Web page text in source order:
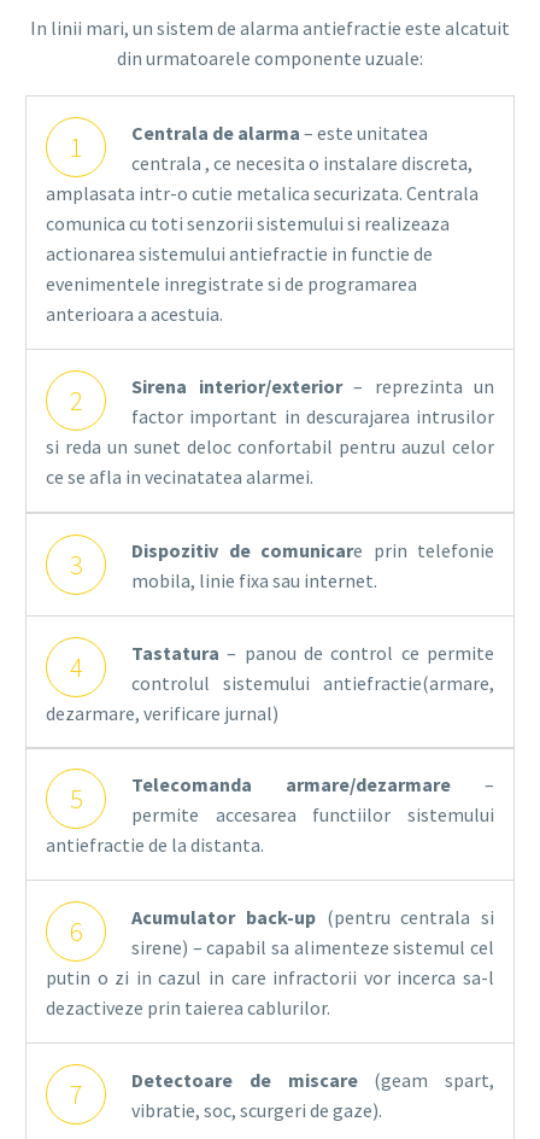
In linii mari, un sistem de alarma antiefractie este alcatuit
din urmatoarele componente uzuale:
1 Centrala de alarma – este unitatea
centrala , ce necesita o instalare discreta,
amplasata intr-o cutie metalica securizata. Centrala
comunica cu toti senzorii sistemului si realizeaza
actionarea sistemului antiefractie in functie de
evenimentele inregistrate si de programarea
anterioara a acestuia.
2 Sirena interior/exterior– reprezinta un
factor important in descurajarea intrusilor
si reda un sunet deloc confortabil pentru auzul celor
ce se afla in vecinatatea alarmei.
3 Dispozitiv de comunicare prin telefonie
mobila, linie fixa sau internet.
4 Tastatura – panou de control ce permite
controlul sistemului antiefractie(armare,
dezarmare, verificare jurnal)
5 Telecomanda armare/dezarmare –
permite accesarea functiilor sistemului
antiefractie de la distanta.
6 Acumulator back-up(pentru centrala si
sirene) – capabil sa alimenteze sistemul cel
putin o zi in cazul in care infractorii vor incerca sa-l
dezactiveze prin taierea cablurilor.
7 Detectoare de miscare(geam spart,
vibratie, soc, scurgeri de gaze).